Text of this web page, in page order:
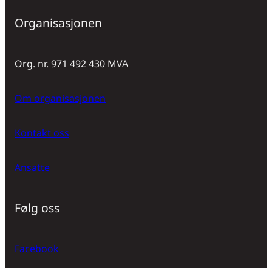
Organisasjonen
Org. nr. 971 492 430 MVA
Om organisasjonen
Kontakt oss
Ansatte
Følg oss
Facebook